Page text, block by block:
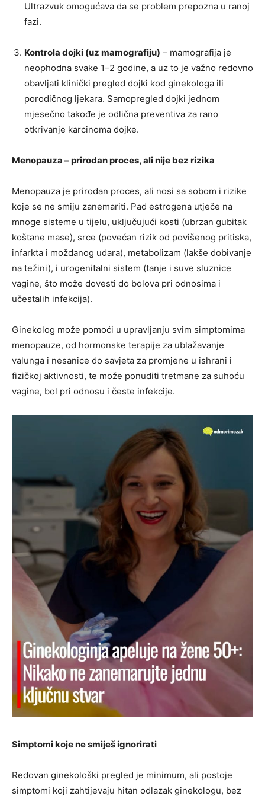
Ultrazvuk omogućava da se problem prepozna u ranoj
fazi.
Kontrola dojki (uz mamografiju) – mamografija je
neophodna svake 1–2 godine, a uz to je važno redovno
obavljati klinički pregled dojki kod ginekologa ili
porodičnog ljekara. Samopregled dojki jednom
mjesečno takođe je odlična preventiva za rano
otkrivanje karcinoma dojke.
Menopauza – prirodan proces, ali nije bez rizika
Menopauza je prirodan proces, ali nosi sa sobom i rizike
koje se ne smiju zanemariti. Pad estrogena utječe na
mnoge sisteme u tijelu, uključujući kosti (ubrzan gubitak
koštane mase), srce (povećan rizik od povišenog pritiska,
infarkta i moždanog udara), metabolizam (lakše dobivanje
na težini), i urogenitalni sistem (tanje i suve sluznice
vagine, što može dovesti do bolova pri odnosima i
učestalih infekcija).
Ginekolog može pomoći u upravljanju svim simptomima
menopauze, od hormonske terapije za ublažavanje
valunga i nesanice do savjeta za promjene u ishrani i
fizičkoj aktivnosti, te može ponuditi tretmane za suhoću
vagine, bol pri odnosu i česte infekcije.
Simptomi koje ne smiješ ignorirati
Redovan ginekološki pregled je minimum, ali postoje
simptomi koji zahtijevaju hitan odlazak ginekologu, bez